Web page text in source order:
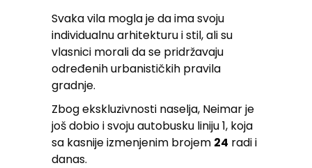
Svaka vila mogla je da ima svoju
individualnu arhitekturu i stil, ali su
vlasnici morali da se pridržavaju
određenih urbanističkih pravila
gradnje.
Zbog ekskluzivnosti naselja, Neimar je
još dobio i svoju autobusku liniju 1, koja
sa kasnije izmenjenim brojem 24 radi i
danas.